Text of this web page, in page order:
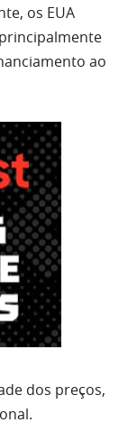
os EUA
ao
dos preços,